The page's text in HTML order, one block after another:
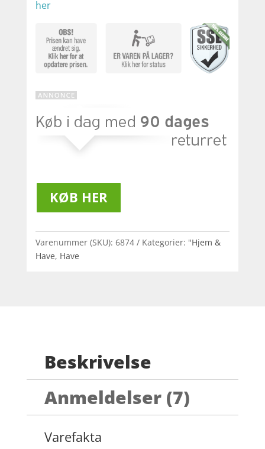
her
KØB HER
Varenummer (SKU): 6874 Kategorier: "Hjem &
Have, Have
Beskrivelse
Anmeldelser (7)
Varefakta